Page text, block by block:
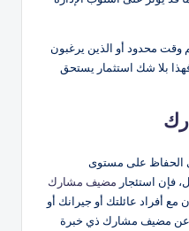
وقت محدود أو الذين يرغبون
بلا شك استثمار يستحق
الحفاظ على مستوى
فإن استئجار مضيف مشارك
مع أفراد عائلتك أو جيرانك أو
عن مضيف مشارك ذي خبرة